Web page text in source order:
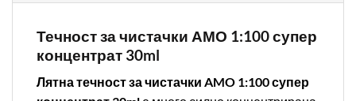
Течност за чистачки АМО 1:100 супер
концентрат 30ml
Лятна течност за чистачки AMO 1:100 супер